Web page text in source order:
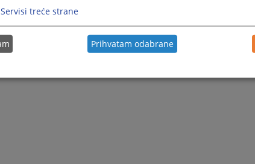
Servisi treće strane
Prihvatam odabrane